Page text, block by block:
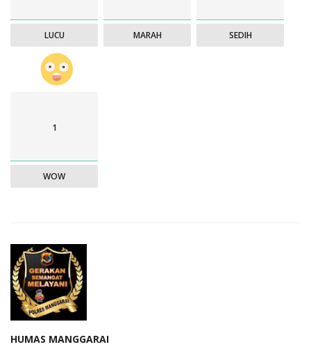
LUCU MARAH SEDIH
1
WOW
HUMAS MANGGARAI